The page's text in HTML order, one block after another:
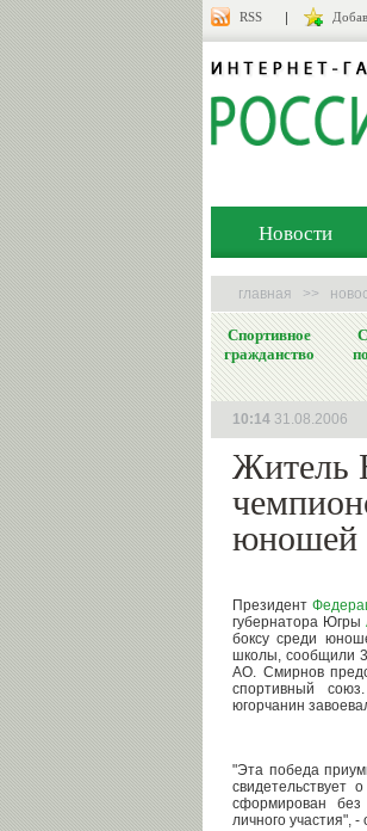
RSS
Новости
главная >>
Спортивное
гражданство
Житель
юношей
10:14 31.08.2006
Президент
губернатора Югры
боксу среди
школы, сообщили
АО. Смирнов
спортивный
югорчанин
"Эта победа
свидетельствует
сформирован без
личного участия",